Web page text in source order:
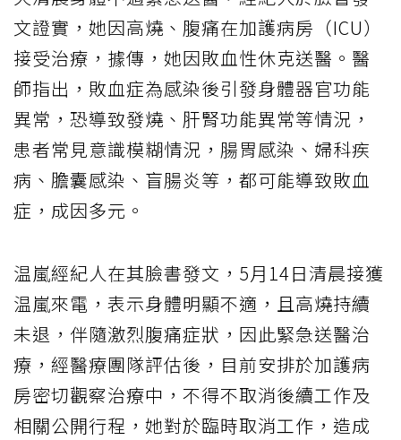
文證實，她因高燒、腹痛在加護病房（ICU）
接受治療，據傳，她因敗血性休克送醫。醫
師指出， 敗血症為感染後引發身體器官功能
異常，恐導致發燒、肝腎功能異常等情況，
患者常見意識模糊情況，腸胃感染、婦科疾
病、膽囊感染、盲腸炎等，都可能導致敗血
症，成因多元。
温嵐經紀人在其臉書發文，5月14日清晨接獲
温嵐來電，表示身體明顯不適，且高燒持續
未退，伴隨激烈腹痛症狀，因此緊急送醫治
療，經醫療團隊評估後，目前安排於加護病
房密切觀察治療中，不得不取消後續工作及
相關公開行程，她對於臨時取消工作，造成